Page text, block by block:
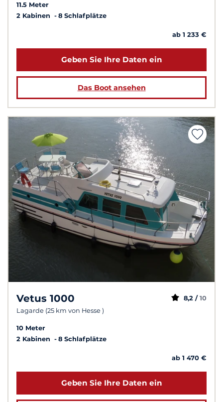
11.5 Meter
2 Kabinen
8 Schlafplätze
ab 1 233 €
Geben Sie Ihre Daten ein
Das Boot ansehen
Vetus 1000
Lagarde (25 km von Hesse )
8,2 / 10
10 Meter
2 Kabinen
8 Schlafplätze
ab 1 470 €
Geben Sie Ihre Daten ein